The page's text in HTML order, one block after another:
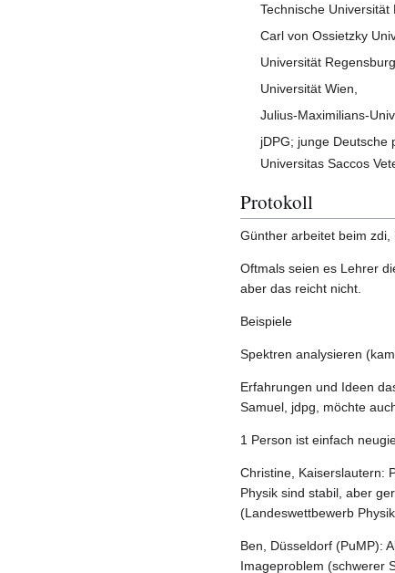
Technische Universität
Carl von Ossietzky
Universität
Universität Wien,
Julius-Maximilians-
jDPG; junge Deutsche
Universitas Saccos
Protokoll
Günther arbeitet beim
Oftmals seien es Lehrer
aber das reicht nicht.
Beispiele
Spektren analysieren
Erfahrungen und Ideen
Samuel, jdpg, möchte
1 Person ist einfach
Christine, Kaiserslautern:
Physik sind stabil, aber
(Landeswettbewerb
Ben, Düsseldorf (PuMP):
Imageproblem (schwerer